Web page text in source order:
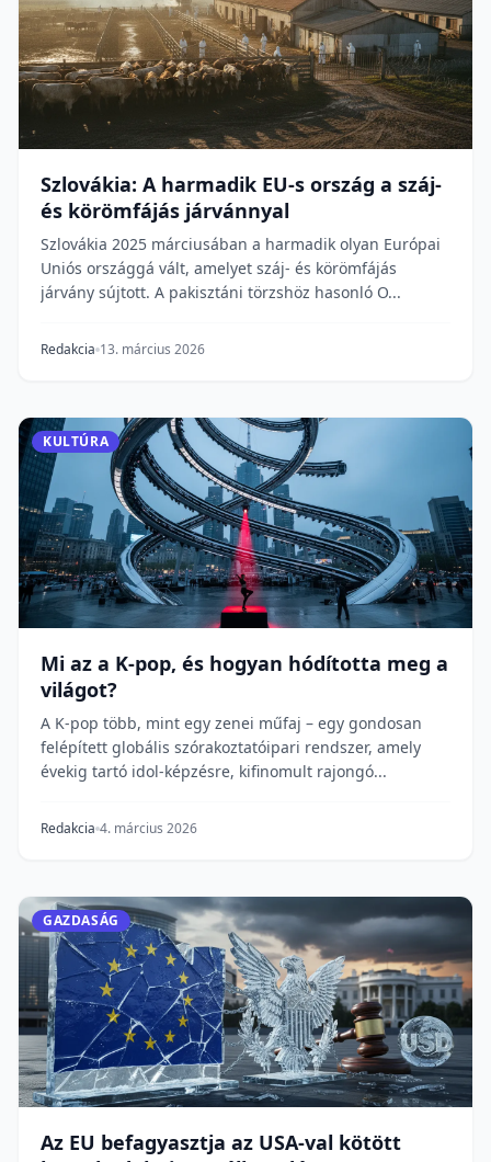
Szlovákia: A harmadik EU-s ország a száj-
és körömfájás járvánnyal
Szlovákia 2025 márciusában a harmadik olyan Európai
Uniós országgá vált, amelyet száj- és körömfájás
járvány sújtott. A pakisztáni törzshöz hasonló O...
Redakcia 13. március 2026
KULTÚRA
Mi az a K-pop, és hogyan hódította meg a
világot?
A K-pop több, mint egy zenei műfaj – egy gondosan
felépített globális szórakoztatóipari rendszer, amely
évekig tartó idol-képzésre, kifinomult rajongó...
Redakcia 4. március 2026
GAZDASÁG
Az EU befagyasztja az USA-val kötött